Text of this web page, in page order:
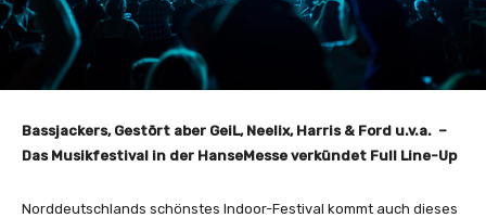
Bassjackers, Gestört aber GeiL, Neelix, Harris & Ford u.v.a. –
Das Musikfestival in der HanseMesse verkündet Full Line-Up
Norddeutschlands schönstes Indoor-Festival kommt auch dieses